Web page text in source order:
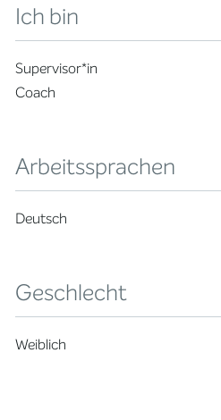
Ich bin
Supervisor*in
Coach
Arbeitssprachen
Deutsch
Geschlecht
Weiblich